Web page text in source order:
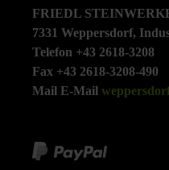
FRIEDL
7331 Weppersdorf,
Telefon +43 2618-3208
Fax +43 2618-3208-490
Mail E-Mail